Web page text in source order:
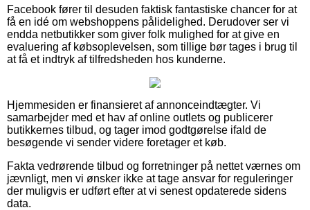
Facebook fører til desuden faktisk fantastiske chancer for at
få en idé om webshoppens pålidelighed. Derudover ser vi
endda netbutikker som giver folk mulighed for at give en
evaluering af købsoplevelsen, som tillige bør tages i brug til
at få et indtryk af tilfredsheden hos kunderne.
Hjemmesiden er finansieret af annonceindtægter. Vi
samarbejder med et hav af online outlets og publicerer
butikkernes tilbud, og tager imod godtgørelse ifald de
besøgende vi sender videre foretager et køb.
Fakta vedrørende tilbud og forretninger på nettet værnes om
jævnligt, men vi ønsker ikke at tage ansvar for reguleringer
der muligvis er udført efter at vi senest opdaterede sidens
data.